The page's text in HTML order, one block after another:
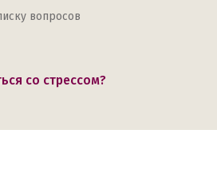
вопросов
со стрессом?